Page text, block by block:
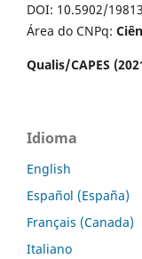
DOI: 10.5902/
Área do CNPq:
Qualis/CAPES
Idioma
English
Español (España)
Français (Canada)
Italiano